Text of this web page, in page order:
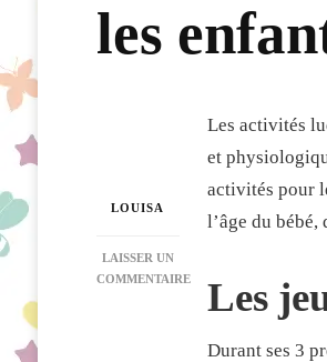
les
LOUISA
LAISSER UN
COMMENTAIRE
Les activités
et
activités pour
l’âge du bébé,
Les
Durant ses 3